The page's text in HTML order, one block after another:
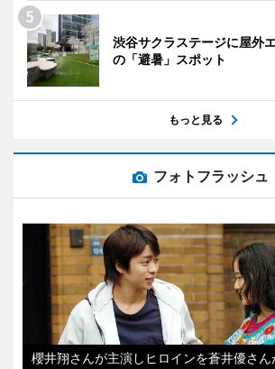
渋谷サクラステージに屋外
の「避暑」スポット
もっと見る
フォトフラッシュ
櫻井翔さんが主演しヒロインを蒼井優さ